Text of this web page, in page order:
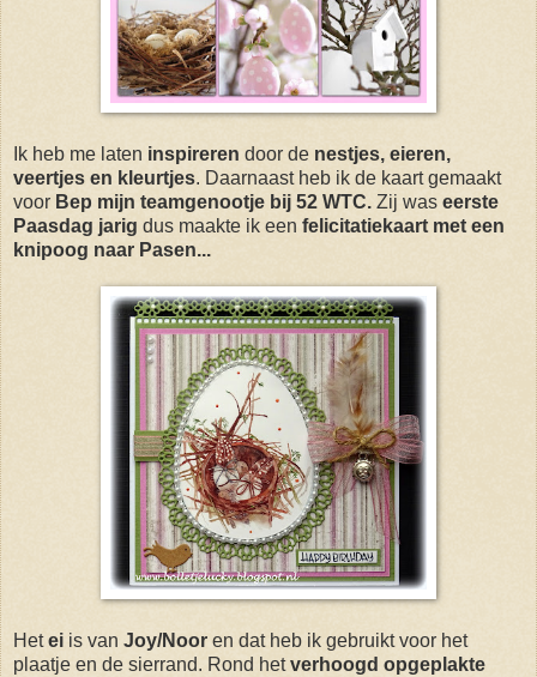
Ik heb me laten inspireren door de nestjes, eieren,
veertjes en kleurtjes. Daarnaast heb ik de kaart gemaakt
voor Bep mijn teamgenootje bij 52 WTC. Zij was eerste
Paasdag jarig dus maakte ik een felicitatiekaart met een
knipoog naar Pasen...
Hetei is van Joy/Noor en dat heb ik gebruikt voor het
plaatje en de sierrand. Rond hetverhoogd opgeplakte